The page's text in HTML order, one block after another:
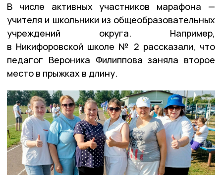
В числе активных участников марафона —
учителя и школьники из общеобразовательных
учреждений округа. Например,
в Никифоровской школе № 2 рассказали, что
педагог Вероника Филиппова заняла второе
место в прыжках в длину.